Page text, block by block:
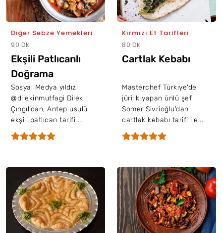
Diğer Sebze Yemekleri
90 Dk
Ekşili Patlıcanlı
Doğrama
Sosyal Medya yıldızı
@dilekinmutfagi Dilek
Çıngıl’dan, Antep usulü
ekşili patlıcan tarifi ...
Kırmızı Et Tarifleri
80 Dk
Cartlak Kebabı
Masterchef Türkiye'de
jürilik yapan ünlü şef
Somer Sivrioğlu'dan
cartlak kebabı tarifi ile...